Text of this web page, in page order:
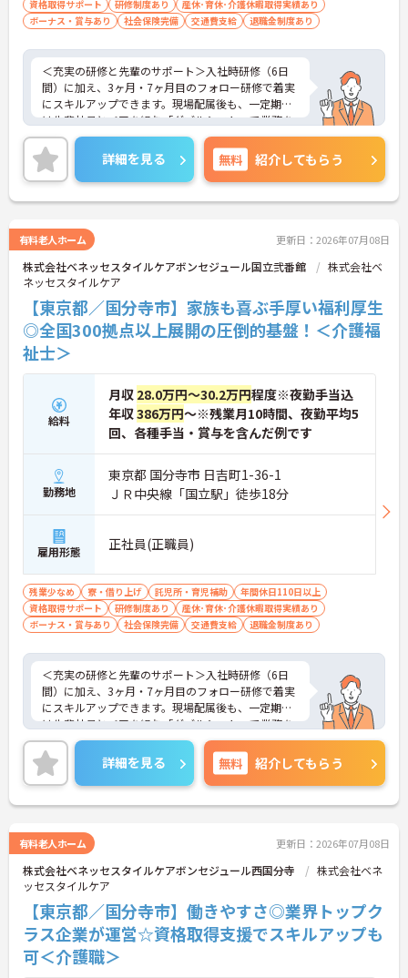
資格取得サポート
研修制度あり
産休･育休･介護休暇取得実績あり
ボーナス・賞与あり
社会保険完備 交通費支給 退職金制度あり
＜充実の研修と先輩のサポート＞入社時研修（6日
間）に加え、3ヶ月・7ヶ月目のフォロー研修で着実
にスキルアップできます。現場配属後も、一定期間
は先輩社員とペアを組む「ダブルシフト」で業務を
習得できるので、一人で抱え込むことはありませ
ん。
＜頑張りが給与に直結！専門性を磨いて年収アップ
＞経験やスキルがしっかり給与に反映される仕組み
です。定期昇給に加え、独自の社内専門資格制度
の専門性を認定されると、1資格につき月給＋1万円
（最大4万円）の手当がつきます。キャリアアップす
れば年収UPも目指せるため、高いモチベーションで
働き続けられます。
＜家族も嬉しい！ベネッセグループならではの手厚
い福利厚生＞ご家族も支える制度が満載♪産休・育
休の取得実績も多数あり、ライフステージが変わっ
ても長く安心して働き続けられる環境が整っていま
す。
詳細を見る 無料 紹介してもらう
有料老人ホーム 更新日：2026年07月08日
株式会社ベネッセスタイルケアボンセジュール国立弐番館
株式会社ベ
ネッセスタイルケア
【東京都／国分寺市】家族も喜ぶ手厚い福利厚生
◎全国300拠点以上展開の圧倒的基盤！＜介護福
祉士＞
給料
月収 28.0万円～30.2万円程度※夜勤手当込
年収386万円～※残業月10時間、夜勤平均5
回、各種手当・賞与を含んだ例です
勤務地
東京都 国分寺市 日吉町1-36-1
ＪＲ中央線「国立駅」徒歩18分
雇用形態 正社員(正職員)
残業少なめ 寮・借り上げ 託児所・育児補助
年間休日110日以上
資格取得サポート
研修制度あり
産休･育休･介護休暇取得実績あり
ボーナス・賞与あり
社会保険完備 交通費支給 退職金制度あり
＜充実の研修と先輩のサポート＞入社時研修（6日
間）に加え、3ヶ月・7ヶ月目のフォロー研修で着実
にスキルアップできます。現場配属後も、一定期間
は先輩社員とペアを組む「ダブルシフト」で業務を
習得できるので、一人で抱え込むことはありませ
ん。
＜頑張りが給与に直結！専門性を磨いて年収アップ
＞経験やスキルがしっかり給与に反映される仕組み
です。定期昇給に加え、独自の社内専門資格制度
の専門性を認定されると、1資格につき月給＋1万円
（最大4万円）の手当がつきます。キャリアアップす
れば年収UPも目指せるため、高いモチベーションで
働き続けられます。
＜家族も嬉しい！ベネッセグループならではの手厚
い福利厚生＞ご家族も支える制度が満載♪産休・育
休の取得実績も多数あり、ライフステージが変わっ
ても長く安心して働き続けられる環境が整っていま
す。
詳細を見る 無料 紹介してもらう
有料老人ホーム 更新日：2026年07月08日
株式会社ベネッセスタイルケアボンセジュール西国分寺
株式会社ベネ
ッセスタイルケア
【東京都／国分寺市】働きやすさ◎業界トップク
ラス企業が運営☆資格取得支援でスキルアップも
可＜介護職＞